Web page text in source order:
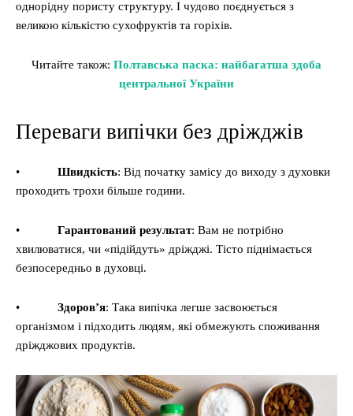
однорідну пористу структуру. І чудово поєднується з
великою кількістю сухофруктів та горіхів.
Читайте також: Полтавська паска: найбагатша здоба
центральної України
Переваги випічки без дріжджів
• Швидкість: Від початку замісу до виходу з духовки
проходить трохи більше години.
• Гарантований результат: Вам не потрібно
хвилюватися, чи «підійдуть» дріжджі. Тісто піднімається
безпосередньо в духовці.
• Здоров’я: Така випічка легше засвоюється
організмом і підходить людям, які обмежують споживання
дріжджових продуктів.